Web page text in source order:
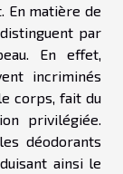
En matière de
par
En effet,
incriminés
corps, fait du
privilégiée.
déodorants
ainsi le